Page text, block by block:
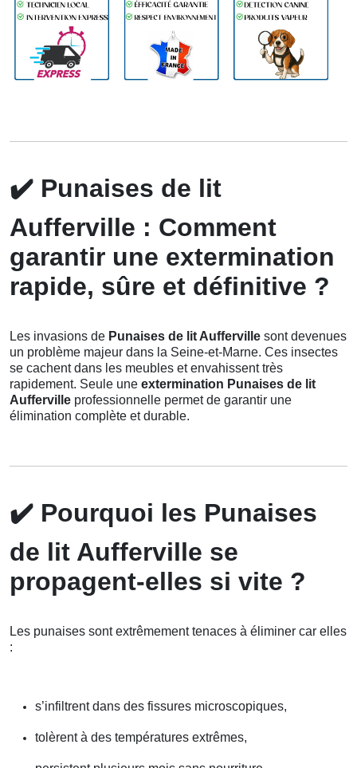
✔️ Punaises de lit
Aufferville : Comment
garantir une extermination
rapide, sûre et définitive ?
Les invasions de Punaises de lit Aufferville sont devenues
un problème majeur dans la Seine-et-Marne. Ces insectes
se cachent dans les meubles et envahissent très
rapidement. Seule une extermination Punaises de lit
Aufferville professionnelle permet de garantir une
élimination complète et durable.
✔️ Pourquoi les Punaises
de lit Aufferville se
propagent-elles si vite ?
Les punaises sont extrêmement tenaces à éliminer car elles
:
s’infiltrent dans des fissures microscopiques,
tolèrent à des températures extrêmes,